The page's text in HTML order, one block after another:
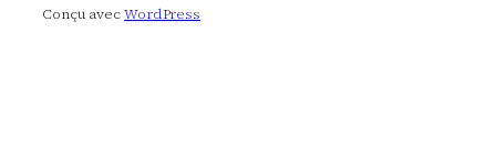
Conçu avecWordPress